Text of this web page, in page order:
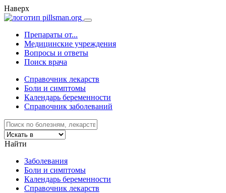
Наверх
Препараты от...
Медицинские учреждения
Вопросы и ответы
Поиск врача
Справочник лекарств
Боли и симптомы
Календарь беременности
Справочник заболеваний
Найти
Заболевания
Боли и симптомы
Календарь беременности
Справочник лекарств